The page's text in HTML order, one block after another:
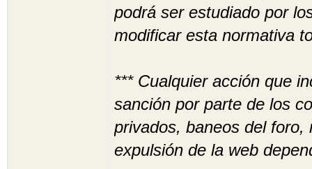
podrá ser estudiado por
modificar esta normativa
*** Cualquier acción que
sanción por parte de los
privados, baneos del
expulsión de la web